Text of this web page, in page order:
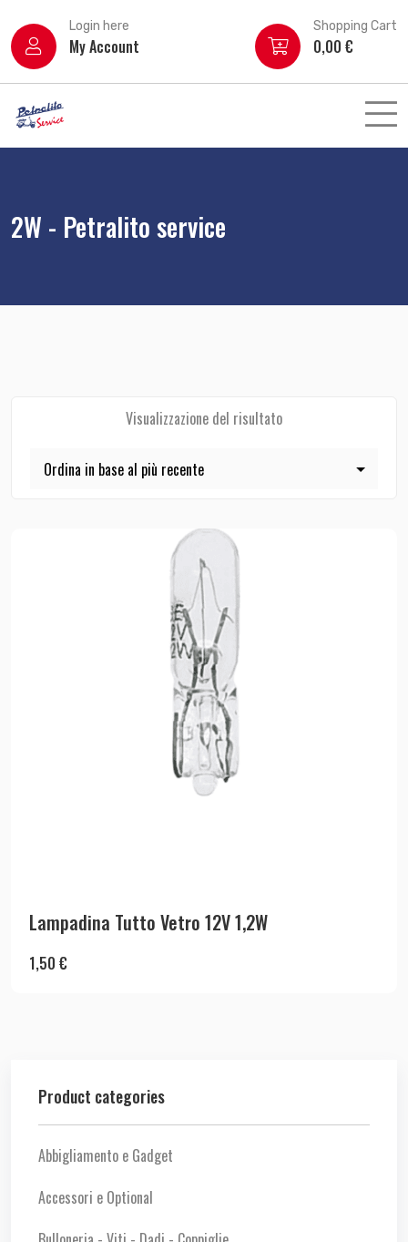
Login here
My Account
Shopping Cart
0,00 €
2W - Petralito service
Visualizzazione del risultato
Product categories
Abbigliamento e Gadget
Accessori e Optional
Lampadina Tutto Vetro 12V 1,2W
1,50 €